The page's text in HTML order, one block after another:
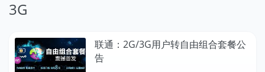
3G
联通：2G/3G用户转自由组合套餐公
告